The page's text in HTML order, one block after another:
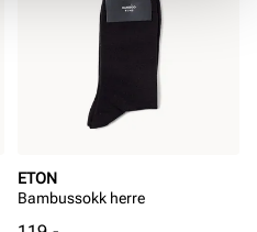
ETON
Bambussokk herre